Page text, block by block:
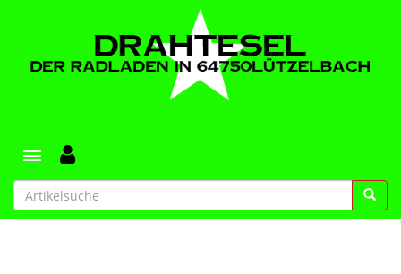
Toggle navigation